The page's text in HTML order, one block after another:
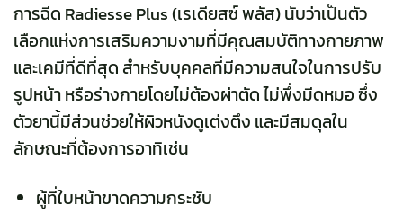
การฉีด Radiesse Plus(เรเดียสซ์ พลัส)นับว่าเป็นตัว
เลือกแห่งการเสริมความงามที่มีคุณสมบัติทางกายภาพ
และเคมีที่ดีที่สุด สำหรับบุคคลที่มีความสนใจในการปรับ
รูปหน้า หรือร่างกายโดยไม่ต้องผ่าตัด ไม่พึ่งมีดหมอ ซึ่ง
ตัวยานี้มีส่วนช่วยให้ผิวหนังดูเต่งตึง และมีสมดุลใน
ลักษณะที่ต้องการอาทิเช่น
ผู้ที่ใบหน้าขาดความกระชับ